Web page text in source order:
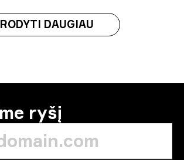
RODYTI DAUGIAU
ryšį